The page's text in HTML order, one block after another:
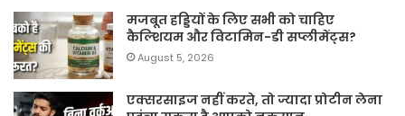
मजबूत हड्डियों के लिए सभी को चाहिए
कैल्शियम और विटामिन-डी सप्लीमेंट्स?
August 5, 2026
एक्सरसाइज नहीं करते, तो ज्यादा प्रोटीन लेना